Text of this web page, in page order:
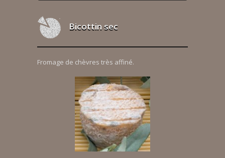
Bicottin sec
Fromage de chèvres très affiné.